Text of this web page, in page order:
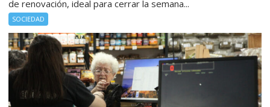
de renovación, ideal para cerrar la semana...
SOCIEDAD